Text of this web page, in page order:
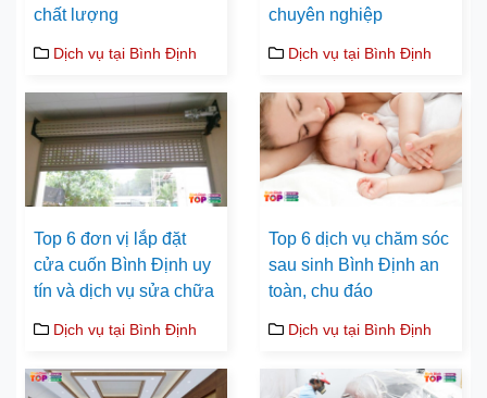
chất lượng
Dịch vụ tại Bình Định
chuyên nghiệp
Dịch vụ tại Bình Định
Top 6 đơn vị lắp đặt
cửa cuốn Bình Định uy
tín và dịch vụ sửa chữa
Dịch vụ tại Bình Định
Top 6 dịch vụ chăm sóc
sau sinh Bình Định an
toàn, chu đáo
Dịch vụ tại Bình Định